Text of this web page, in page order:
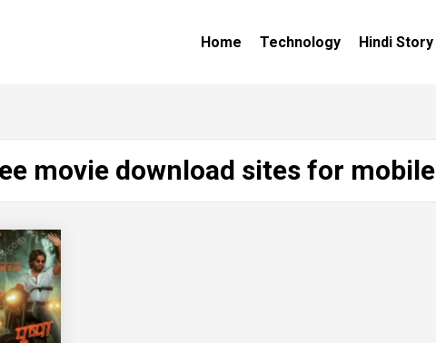
Home Technology Hindi Story
movie download sites for mobile